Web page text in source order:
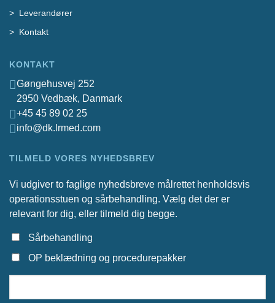
Leverandører
Kontakt
KONTAKT
Gøngehusvej 252
2950 Vedbæk, Danmark
+45 45 89 02 25
info@dk.lrmed.com
TILMELD VORES NYHEDSBREV
Vi udgiver to faglige nyhedsbreve målrettet henholdsvis
operationsstuen og sårbehandling. Vælg det der er
relevant for dig, eller tilmeld dig begge.
Sårbehandling
OP beklædning og procedurepakker